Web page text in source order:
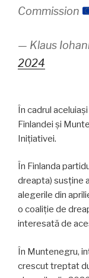
Commission
— Klaus
2024
În cadrul
Finlandei și
Inițiativei.
În Finlanda
dreapta) susține
alegerile din
o coaliție de
interesată de
În Muntenegru,
crescut treptat